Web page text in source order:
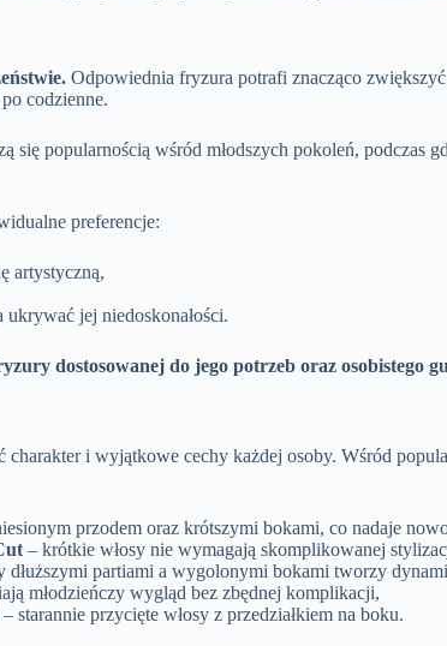
Odpowiednia fryzura potrafi znacząco
codzienne.
popularnością wśród młodszych pokoleń, podczas
preferencje:
artystyczną,
jej niedoskonałości.
dostosowanej do jego potrzeb oraz osobistego
i wyjątkowe cechy każdej osoby. Wśród
przodem oraz krótszymi bokami, co nadaje
– krótkie włosy nie wymagają skomplikowanej
dłuższymi partiami a wygolonymi bokami tworzy
młodzieńczy wygląd bez zbędnej komplikacji,
– starannie przycięte włosy z przedziałkiem na boku.